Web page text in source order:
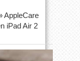
AppleCare
iPad Air 2